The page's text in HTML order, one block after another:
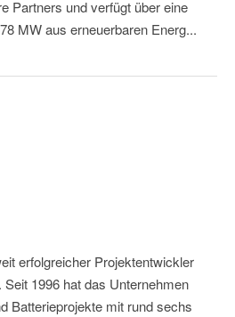
Partners und verfügt über eine
MW aus erneuerbaren Energ...
erfolgreicher Projektentwickler
1996 hat das Unternehmen
Batterieprojekte mit rund sechs